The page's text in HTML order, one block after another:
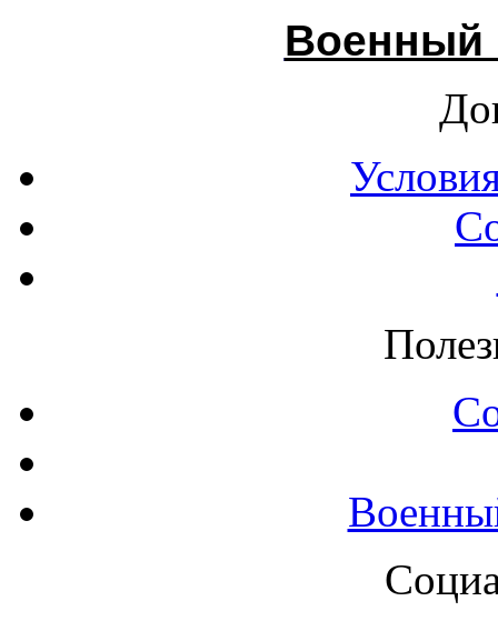
Военный